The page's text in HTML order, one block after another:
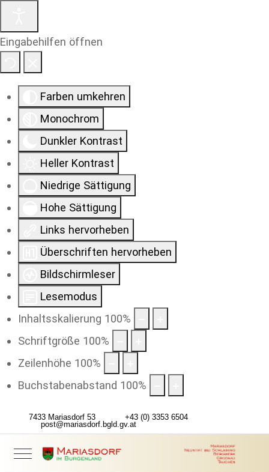
Eingabehilfen öffnen
Farben umkehren
Monochrom
Dunkler Kontrast
Heller Kontrast
Niedrige Sättigung
Hohe Sättigung
Links hervorheben
Überschriften hervorheben
Bildschirmleser
Lesemodus
Inhaltsskalierung 100%
Schriftgröße 100%
Zeilenhöhe 100%
Buchstabenabstand 100%
7433 Mariasdorf 53
+43 (0) 3353 6504
post@mariasdorf.bgld.gv.at